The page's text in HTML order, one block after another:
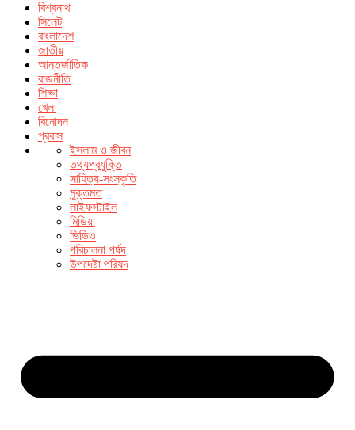
বিশ্বনাথ
সিলেট
বাংলাদেশ
জাতীয়
আন্তর্জাতিক
রাজনীতি
শিক্ষা
খেলা
বিনোদন
প্রবাস
ইসলাম ও জীবন
তথ্যপ্রযুক্তি
সাহিত্য-সংস্কৃতি
মুক্তমত
লাইফস্টাইল
মিডিয়া
ভিডিও
পরিচালনা পর্ষদ
উপদেষ্টা পরিষদ